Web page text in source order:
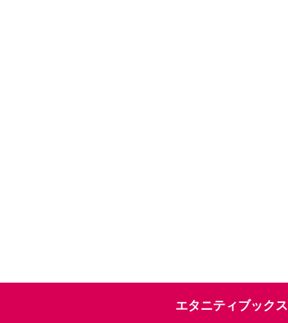
エタニティブックス